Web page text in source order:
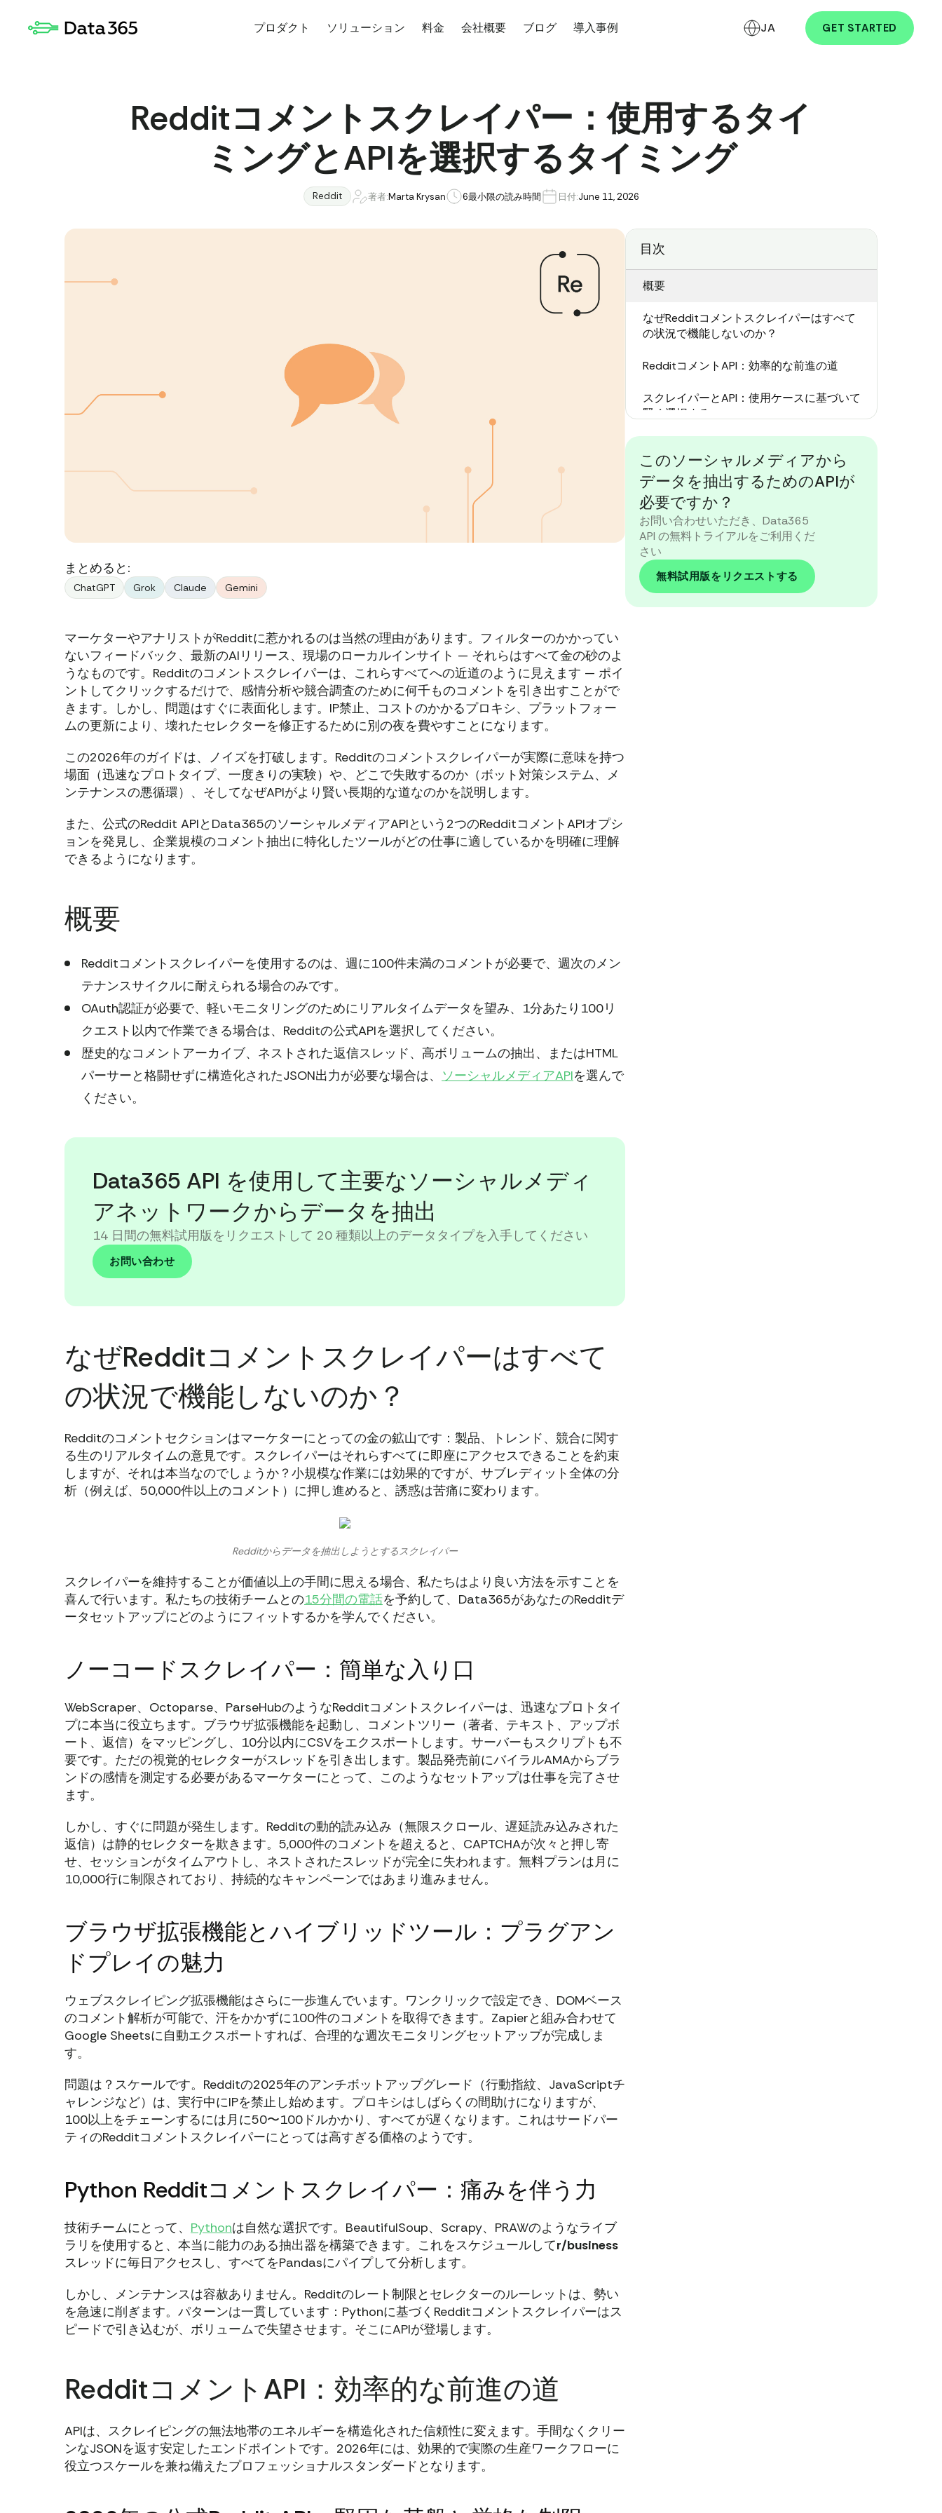
プロダクト ソリューション 料金 会社概要 ブログ 導入事例 JA GET STARTED
Redditコメントスクレイパー：使用するタイ
ミングとAPIを選択するタイミング
Reddit 著者:Marta Krysan 6最小限の読み時間 日付:June 11, 2026
まとめると:
ChatGPT Grok Claude Gemini
マーケターやアナリストがRedditに惹かれるのは当然の理由があります。フィルターのかかってい
ないフィードバック、最新のAIリリース、現場のローカルインサイト — それらはすべて金の砂のよ
うなものです。Redditのコメントスクレイパーは、これらすべてへの近道のように見えます — ポイ
ントしてクリックするだけで、感情分析や競合調査のために何千ものコメントを引き出すことがで
きます。しかし、問題はすぐに表面化します。IP禁止、コストのかかるプロキシ、プラットフォー
ムの更新により、壊れたセレクターを修正するために別の夜を費やすことになります。
この2026年のガイドは、ノイズを打破します。Redditのコメントスクレイパーが実際に意味を持つ
場面（迅速なプロトタイプ、一度きりの実験）や、どこで失敗するのか（ボット対策システム、メ
ンテナンスの悪循環）、そしてなぜAPIがより賢い長期的な道なのかを説明します。
また、公式のReddit APIとData365のソーシャルメディアAPIという2つのRedditコメントAPIオプシ
ョンを発見し、企業規模のコメント抽出に特化したツールがどの仕事に適しているかを明確に理解
できるようになります。
概要
Redditコメントスクレイパーを使用するのは、週に100件未満のコメントが必要で、週次のメン
テナンスサイクルに耐えられる場合のみです。
OAuth認証が必要で、軽いモニタリングのためにリアルタイムデータを望み、1分あたり100リ
クエスト以内で作業できる場合は、Redditの公式APIを選択してください。
歴史的なコメントアーカイブ、ネストされた返信スレッド、高ボリュームの抽出、またはHTML
パーサーと格闘せずに構造化されたJSON出力が必要な場合は、 ソーシャルメディアAPIを選んで
ください。
Data365 API を使用して主要なソーシャルメディ
アネットワークからデータを抽出
14 日間の無料試用版をリクエストして 20 種類以上のデータタイプを入手してください
お問い合わせ
なぜRedditコメントスクレイパーはすべて
の状況で機能しないのか？
Redditのコメントセクションはマーケターにとっての金の鉱山です：製品、トレンド、競合に関す
る生のリアルタイムの意見です。スクレイパーはそれらすべてに即座にアクセスできることを約束
しますが、それは本当なのでしょうか？小規模な作業には効果的ですが、サブレディット全体の分
析（例えば、50,000件以上のコメント）に押し進めると、誘惑は苦痛に変わります。
Redditからデータを抽出しようとするスクレイパー
スクレイパーを維持することが価値以上の手間に思える場合、私たちはより良い方法を示すことを
喜んで行います。私たちの技術チームとの15分間の電話を予約して、Data365があなたのRedditデ
ータセットアップにどのようにフィットするかを学んでください。
ノーコードスクレイパー：簡単な入り口
WebScraper、Octoparse、ParseHubのようなRedditコメントスクレイパーは、迅速なプロトタイ
プに本当に役立ちます。ブラウザ拡張機能を起動し、コメントツリー（著者、テキスト、アップボ
ート、返信）をマッピングし、10分以内にCSVをエクスポートします。サーバーもスクリプトも不
要です。ただの視覚的セレクターがスレッドを引き出します。製品発売前にバイラルAMAからブラ
ンドの感情を測定する必要があるマーケターにとって、このようなセットアップは仕事を完了させ
ます。
しかし、すぐに問題が発生します。Redditの動的読み込み（無限スクロール、遅延読み込みされた
返信）は静的セレクターを欺きます。5,000件のコメントを超えると、CAPTCHAが次々と押し寄
せ、セッションがタイムアウトし、ネストされたスレッドが完全に失われます。無料プランは月に
10,000行に制限されており、持続的なキャンペーンではあまり進みません。
ブラウザ拡張機能とハイブリッドツール：プラグアン
ドプレイの魅力
ウェブスクレイピング拡張機能はさらに一歩進んでいます。ワンクリックで設定でき、DOMベース
のコメント解析が可能で、汗をかかずに100件のコメントを取得できます。Zapierと組み合わせて
Google Sheetsに自動エクスポートすれば、合理的な週次モニタリングセットアップが完成しま
す。
問題は？スケールです。Redditの2025年のアンチボットアップグレード（行動指紋、JavaScriptチ
ャレンジなど）は、実行中にIPを禁止し始めます。プロキシはしばらくの間助けになりますが、
100以上をチェーンするには月に50〜100ドルかかり、すべてが遅くなります。これはサードパー
ティのRedditコメントスクレイパーにとっては高すぎる価格のようです。
Python Redditコメントスクレイパー：痛みを伴う力
技術チームにとって、 Pythonは自然な選択です。BeautifulSoup、Scrapy、PRAWのようなライブ
ラリを使用すると、本当に能力のある抽出器を構築できます。これをスケジュールしてr/business
スレッドに毎日アクセスし、すべてをPandasにパイプして分析します。
しかし、メンテナンスは容赦ありません。Redditのレート制限とセレクターのルーレットは、勢い
を急速に削ぎます。パターンは一貫しています：Pythonに基づくRedditコメントスクレイパーはス
ピードで引き込むが、ボリュームで失望させます。そこにAPIが登場します。
RedditコメントAPI：効率的な前進の道
APIは、スクレイピングの無法地帯のエネルギーを構造化された信頼性に変えます。手間なくクリー
ンなJSONを返す安定したエンドポイントです。2026年には、効果的で実際の生産ワークフローに
役立つスケールを兼ね備えたプロフェッショナルスタンダードとなります。
目次
概要
なぜRedditコメントスクレイパーはすべて
の状況で機能しないのか？
RedditコメントAPI：効率的な前進の道
スクレイパーとAPI：使用ケースに基づいて
賢く選択する
ルアップ
このソーシャルメディアから
データを抽出するためのAPIが
必要ですか？
お問い合わせいただき、Data365
API の無料トライアルをご利用くだ
さい
無料試用版をリクエストする